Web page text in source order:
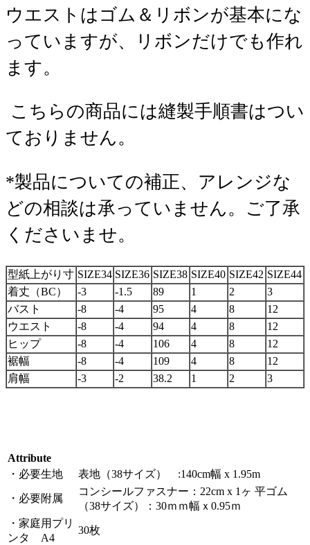
ウエストはゴム＆リボンが基本にな
っていますが、リボンだけでも作れ
ます。
こちらの商品には縫製手順書はつい
ておりません。
*製品についての補正、アレンジな
どの相談は承っていません。ご了承
くださいませ。
型紙上がり寸 SIZE34 SIZE36 SIZE38 SIZE40 SIZE42 SIZE44
着丈（BC）
-3 -1.5 89 1 2
3
バスト
-8 -4 95 4 8
12
ウエスト
-8 -4 94 4 8
12
ヒップ
-8 -4 106 4 8
12
裾幅
-8 -4 109 4 8
12
肩幅
-3 -2 38.2 1 2 3
Attribute
・必要生地
表地（38サイズ） :140cm幅 x 1.95m
・必要附属
コンシールファスナー：22cm x 1ヶ 平ゴム
（38サイズ）：30ｍｍ幅ｘ0.95ｍ
・家庭用プリ
ンタ A4
30枚